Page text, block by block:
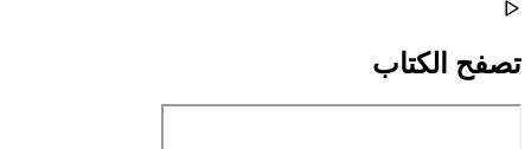
تصفح الكتاب